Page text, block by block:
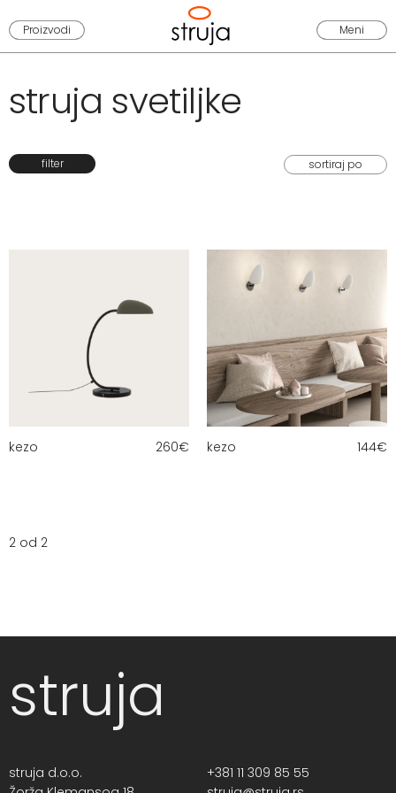
Proizvodi Meni
struja svetiljke
filter
kezo 260€ kezo 144€
2 od 2
struja
struja d.o.o.
+381 11 309 85 55